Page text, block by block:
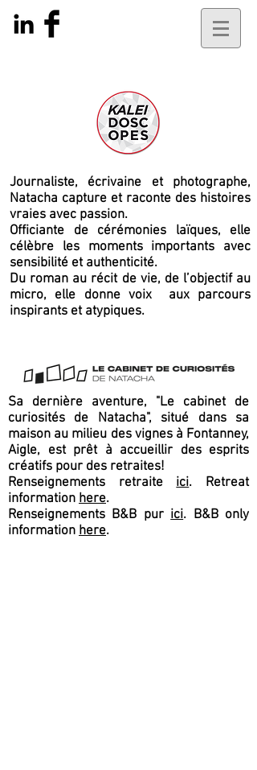
Journaliste, écrivaine et photographe,
Natacha capture et raconte des histoires
vraies avec passion.
Officiante de cérémonies laïques, elle
célèbre les moments importants avec
sensibilité et authenticité.
Du roman au récit de vie, de l’objectif au
micro, elle donne voix aux parcours
inspirants et atypiques.
Sa dernière aventure, "Le cabinet de
curiosités de Natacha", situé dans sa
maison au milieu des vignes à Fontanney,
Aigle, est prêt à accueillir des esprits
créatifs pour des retraites!
Renseignements retraiteici. Retreat
information here.
Renseignements B&B purici. B&B only
information here.